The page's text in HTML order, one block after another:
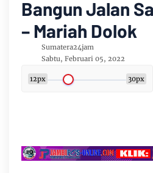
Bangun Jalan
– Mariah Dolok
Sumatera24jam
Sabtu, Februari 05, 2022
12px 30px